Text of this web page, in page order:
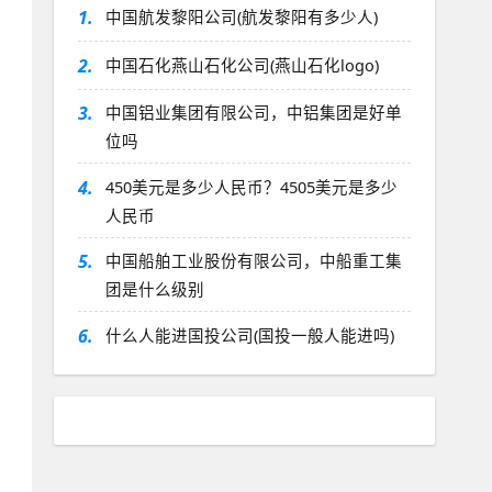
1. 中国航发黎阳公司(航发黎阳有多少人)
2. 中国石化燕山石化公司(燕山石化logo)
3.
中国铝业集团有限公司，中铝集团是好单
位吗
4.
450美元是多少人民币？4505美元是多少
人民币
5.
中国船舶工业股份有限公司，中船重工集
团是什么级别
6. 什么人能进国投公司(国投一般人能进吗)